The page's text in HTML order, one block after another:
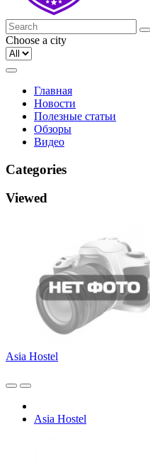
Choose a city
Главная
Новости
Полезные статьи
Обзоры
Видео
Categories
Viewed
Asia Hostel
Asia Hostel